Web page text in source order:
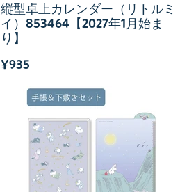
縦型卓上カレンダー（リトルミ
イ）853464【2027年1月始ま
り】
¥935